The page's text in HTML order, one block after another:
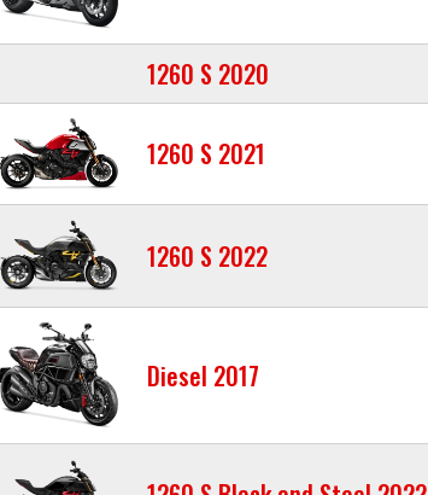
1260 S 2020
1260 S 2021
1260 S 2022
Diesel 2017